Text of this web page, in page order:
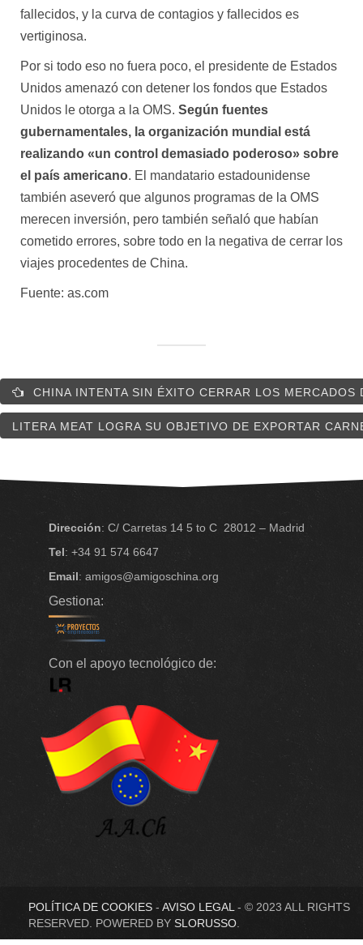
fallecidos, y la curva de contagios y fallecidos es
vertiginosa.
Por si todo eso no fuera poco, el presidente de Estados
Unidos amenazó con detener los fondos que Estados
Unidos le otorga a la OMS. Según fuentes
gubernamentales, la organización mundial está
realizando «un control demasiado poderoso» sobre
el país americano. El mandatario estadounidense
también aseveró que algunos programas de la OMS
merecen inversión, pero también señaló que habían
cometido errores, sobre todo en la negativa de cerrar los
viajes procedentes de China.
Fuente: as.com
CHINA INTENTA SIN ÉXITO CERRAR LOS MERCADOS
LITERA MEAT LOGRA SU OBJETIVO DE EXPORTAR
Dirección: C/ Carretas 14 5 to C 28012 – Madrid
Tel: +34 91 574 6647
Email: amigos@amigoschina.org
Gestiona:
Con el apoyo tecnológico de:
POLÍTICA DE COOKIES - AVISO LEGAL - © 2023 ALL RIGHTS
RESERVED. POWERED BY SLORUSSO